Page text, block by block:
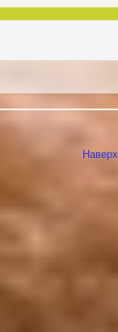
Наверх